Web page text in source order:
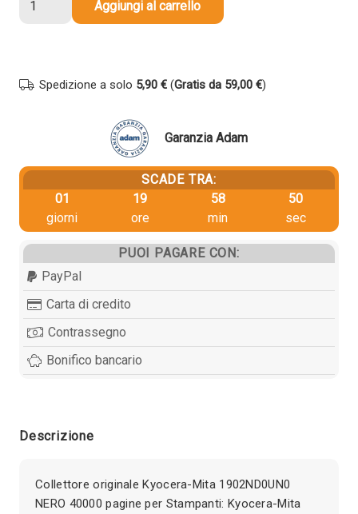
NERO
Aggiungi al carrello
Spedizione a solo 5,90 € (Gratis da 59,00 €)
Garanzia Adam
SCADE TRA:
01
giorni
19
ore
58
min
50
sec
PUOI PAGARE CON:
PayPal
Carta di credito
Contrassegno
Bonifico bancario
Descrizione
Collettore originale Kyocera-Mita 1902ND0UN0
NERO 40000 pagine per Stampanti: Kyocera-Mita